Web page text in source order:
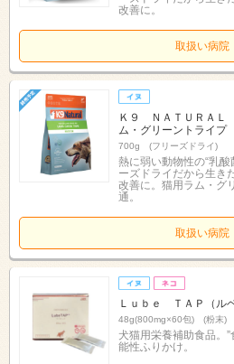
改善に。
取扱い病院
Ｋ９ ＮＡＴＵＲＡ
ム・グリーントライプ
700g (フリーズドライ)
熱に弱い動物性の“乳酸
ーズドライだから生き
改善に。猫用ラム・グ
通。
取扱い病院
Ｌｕｂｅ ＴＡＰ（ル
48g(800mg×60包) (粉末)
犬猫用栄養補助食品。
能性ふりかけ。